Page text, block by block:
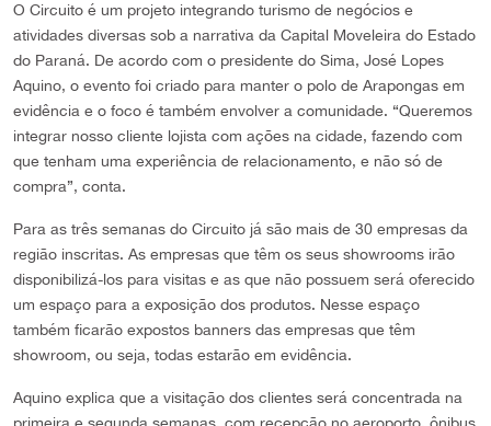
O Circuito é um projeto integrando turismo de negócios e
atividades diversas sob a narrativa da Capital Moveleira do Estado
do Paraná. De acordo com o presidente do Sima, José Lopes
Aquino, o evento foi criado para manter o polo de Arapongas em
evidência e o foco é também envolver a comunidade. “Queremos
integrar nosso cliente lojista com ações na cidade, fazendo com
que tenham uma experiência de relacionamento, e não só de
compra”, conta.
Para as três semanas do Circuito já são mais de 30 empresas da
região inscritas. As empresas que têm os seus showrooms irão
disponibilizá-los para visitas e as que não possuem será oferecido
um espaço para a exposição dos produtos. Nesse espaço
também ficarão expostos banners das empresas que têm
showroom, ou seja, todas estarão em evidência.
Aquino explica que a visitação dos clientes será concentrada na